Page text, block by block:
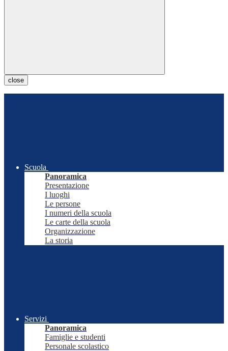
close
Scuola
Panoramica
Presentazione
I luoghi
Le persone
I numeri della scuola
Le carte della scuola
Organizzazione
La storia
Servizi
Panoramica
Famiglie e studenti
Personale scolastico